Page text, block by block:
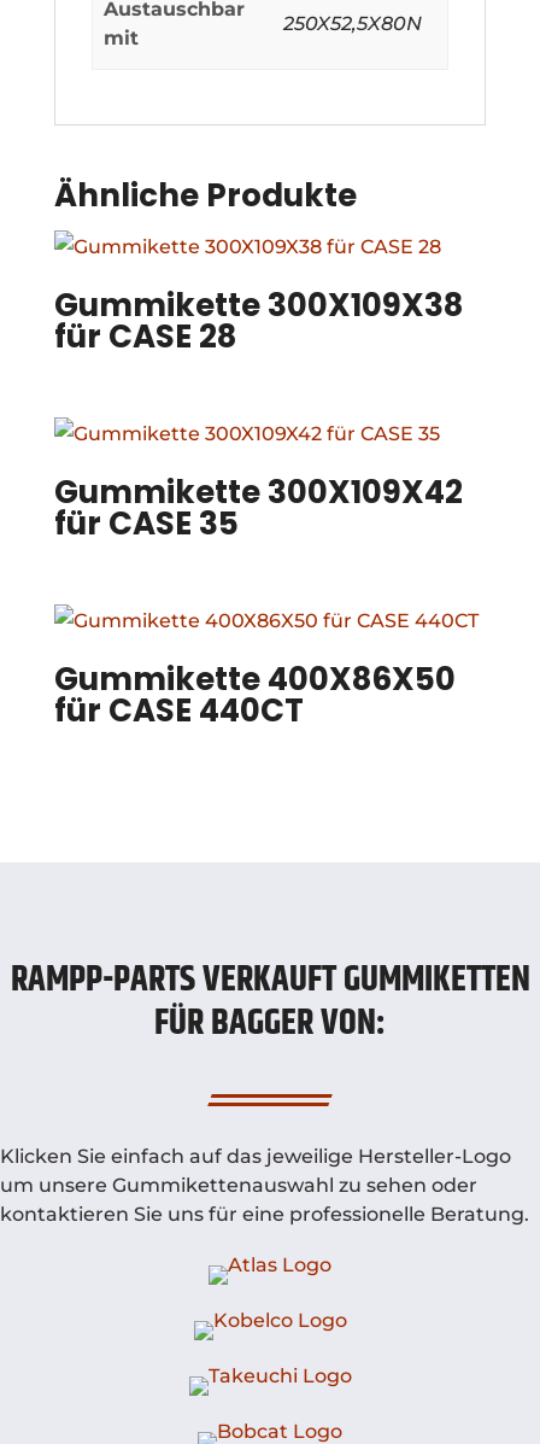
Austauschbar
mit
250X52,5X80N
Ähnliche Produkte
Gummikette 300X109X38
für CASE 28
Gummikette 300X109X42
für CASE 35
Gummikette 400X86X50
für CASE 440CT
RAMPP-PARTS VERKAUFT GUMMIKETTEN
FÜR BAGGER VON:
Klicken Sie einfach auf das jeweilige Hersteller-Logo
um unsere Gummikettenauswahl zu sehen oder
kontaktieren Sie uns für eine professionelle Beratung.